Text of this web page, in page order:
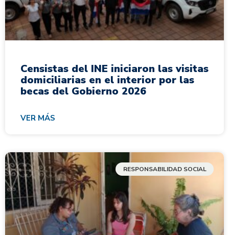
Censistas del INE iniciaron las visitas
domiciliarias en el interior por las
becas del Gobierno 2026
VER MÁS
RESPONSABILIDAD SOCIAL